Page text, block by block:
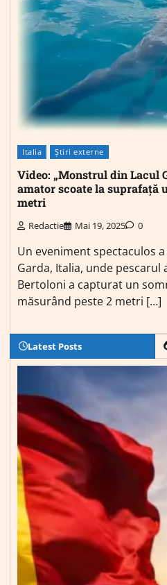
Italia Știri externe
Video: „Monstrul din Lacul
amator scoate la suprafață
metri
Redactie Mai 19, 2025 0
Un eveniment spectaculos
Garda, Italia, unde pescarul
Bertoloni a capturat un
măsurând peste 2 metri […]
Latest Posts